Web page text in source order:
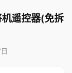
遥控器(免拆